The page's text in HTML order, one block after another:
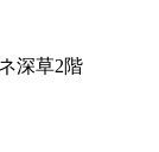
深草2階